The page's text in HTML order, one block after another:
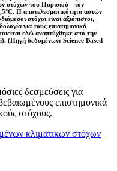
στόχων του Παρισιού - τον
Η αποτελεσματικότητα αυτών
στόχοι είναι αξιόπιστοι,
για τους επιστημονικά
εδώ αναπτύχθηκε από την
(Πηγή δεδομένων: Science Based
δεσμεύσεις για
επιστημονικά
στόχους.
κλιματικών στόχων